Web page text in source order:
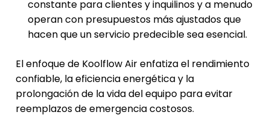
constante para clientes y inquilinos y a menudo
operan con presupuestos más ajustados que
hacen que un servicio predecible sea esencial.
El enfoque de Koolflow Air enfatiza el rendimiento
confiable, la eficiencia energética y la
prolongación de la vida del equipo para evitar
reemplazos de emergencia costosos.